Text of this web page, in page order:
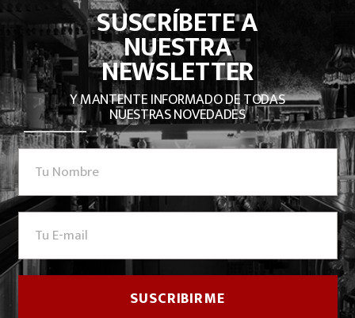
SUSCRÍBETE A
NUESTRA
NEWSLETTER
Y MANTENTE INFORMADO DE TODAS
NUESTRAS NOVEDADES